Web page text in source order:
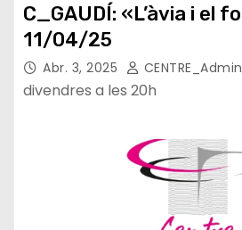
C_GAUDÍ: «L’àvia i el foraster»
11/04/25
Abr. 3, 2025 CENTRE_Admin
divendres a les 20h